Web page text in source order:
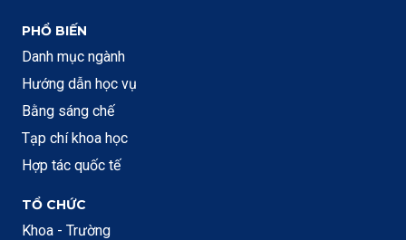
PHỔ BIẾN
Danh mục ngành
Hướng dẫn học vụ
Bằng sáng chế
Tạp chí khoa học
Hợp tác quốc tế
TỔ CHỨC
Khoa - Trường